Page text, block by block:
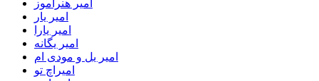
امیر هنرآموز
امیر یار
امیر یارا
امیر یگانه
امیر یل و مودی ام
امیراچ تو